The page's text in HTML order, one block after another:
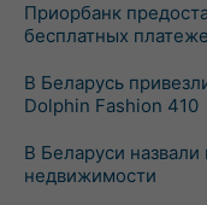
Приорбанк
бесплатных
В Беларусь
Dolphin Fashion 410
В Беларуси
недвижимости